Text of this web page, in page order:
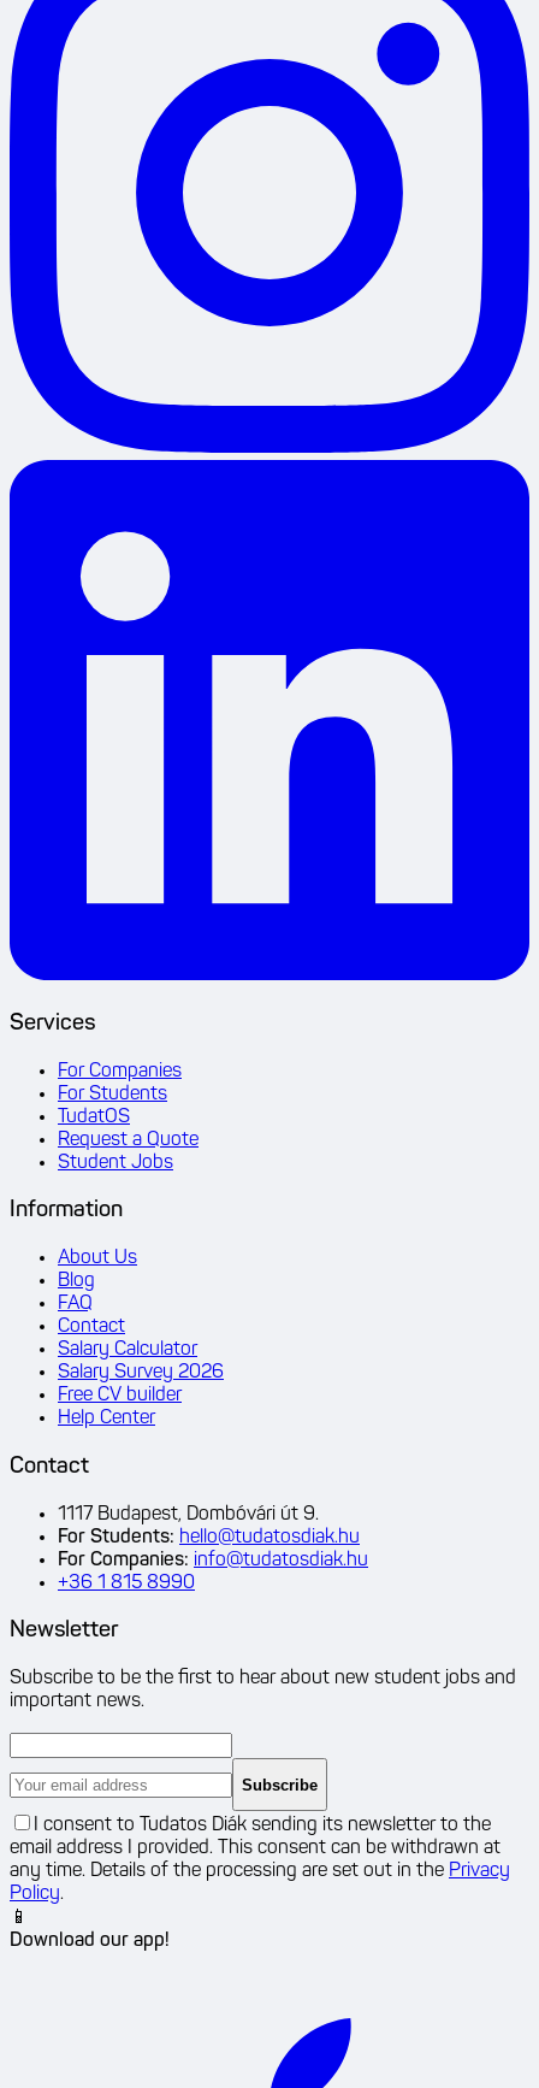
Services
For Companies
For Students
TudatOS
Request a Quote
Student Jobs
Information
About Us
Blog
FAQ
Contact
Salary Calculator
Salary Survey 2026
Free CV builder
Help Center
Contact
1117 Budapest, Dombóvári út 9.
For Students: hello@tudatosdiak.hu
For Companies: info@tudatosdiak.hu
+36 1 815 8990
Newsletter
Subscribe to be the first to hear about new student jobs and
important news.
Subscribe
I consent to Tudatos Diák sending its newsletter to the
email address I provided. This consent can be withdrawn at
any time. Details of the processing are set out in the Privacy
Policy.
📱
Download our app!